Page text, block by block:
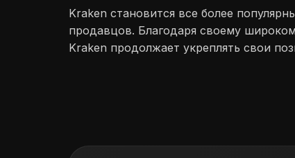
Kraken становится все более
продавцов. Благодаря своему
Kraken продолжает укреплять свои